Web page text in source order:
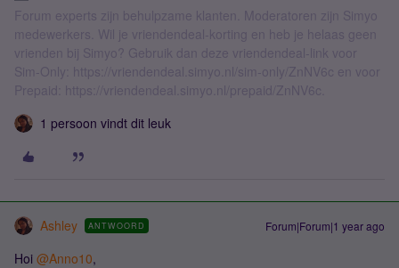
Forum experts zijn behulpzame klanten. Moderatoren zijn Simyo
medewerkers. Wil je vriendendeal-korting en heb je helaas geen
vrienden bij Simyo? Gebruik dan deze vriendendeal-link voor
Sim-Only: https://vriendendeal.simyo.nl/sim-only/ZnNV6c en voor
Prepaid: https://vriendendeal.simyo.nl/prepaid/ZnNV6c.
1 persoon vindt dit leuk
Ashley ANTWOORD Forum|Forum|1 year ago
Hoi @Anno10,